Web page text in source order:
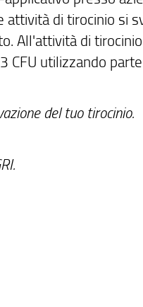
attività di tirocinio si
All'attività di
utilizzando
del tuo tirocinio.